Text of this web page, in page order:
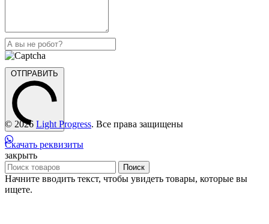
ОТПРАВИТЬ
© 2026 Light Progress. Все права защищены
Скачать реквизиты
закрыть
Поиск
Начните вводить текст, чтобы увидеть товары, которые вы
ищете.